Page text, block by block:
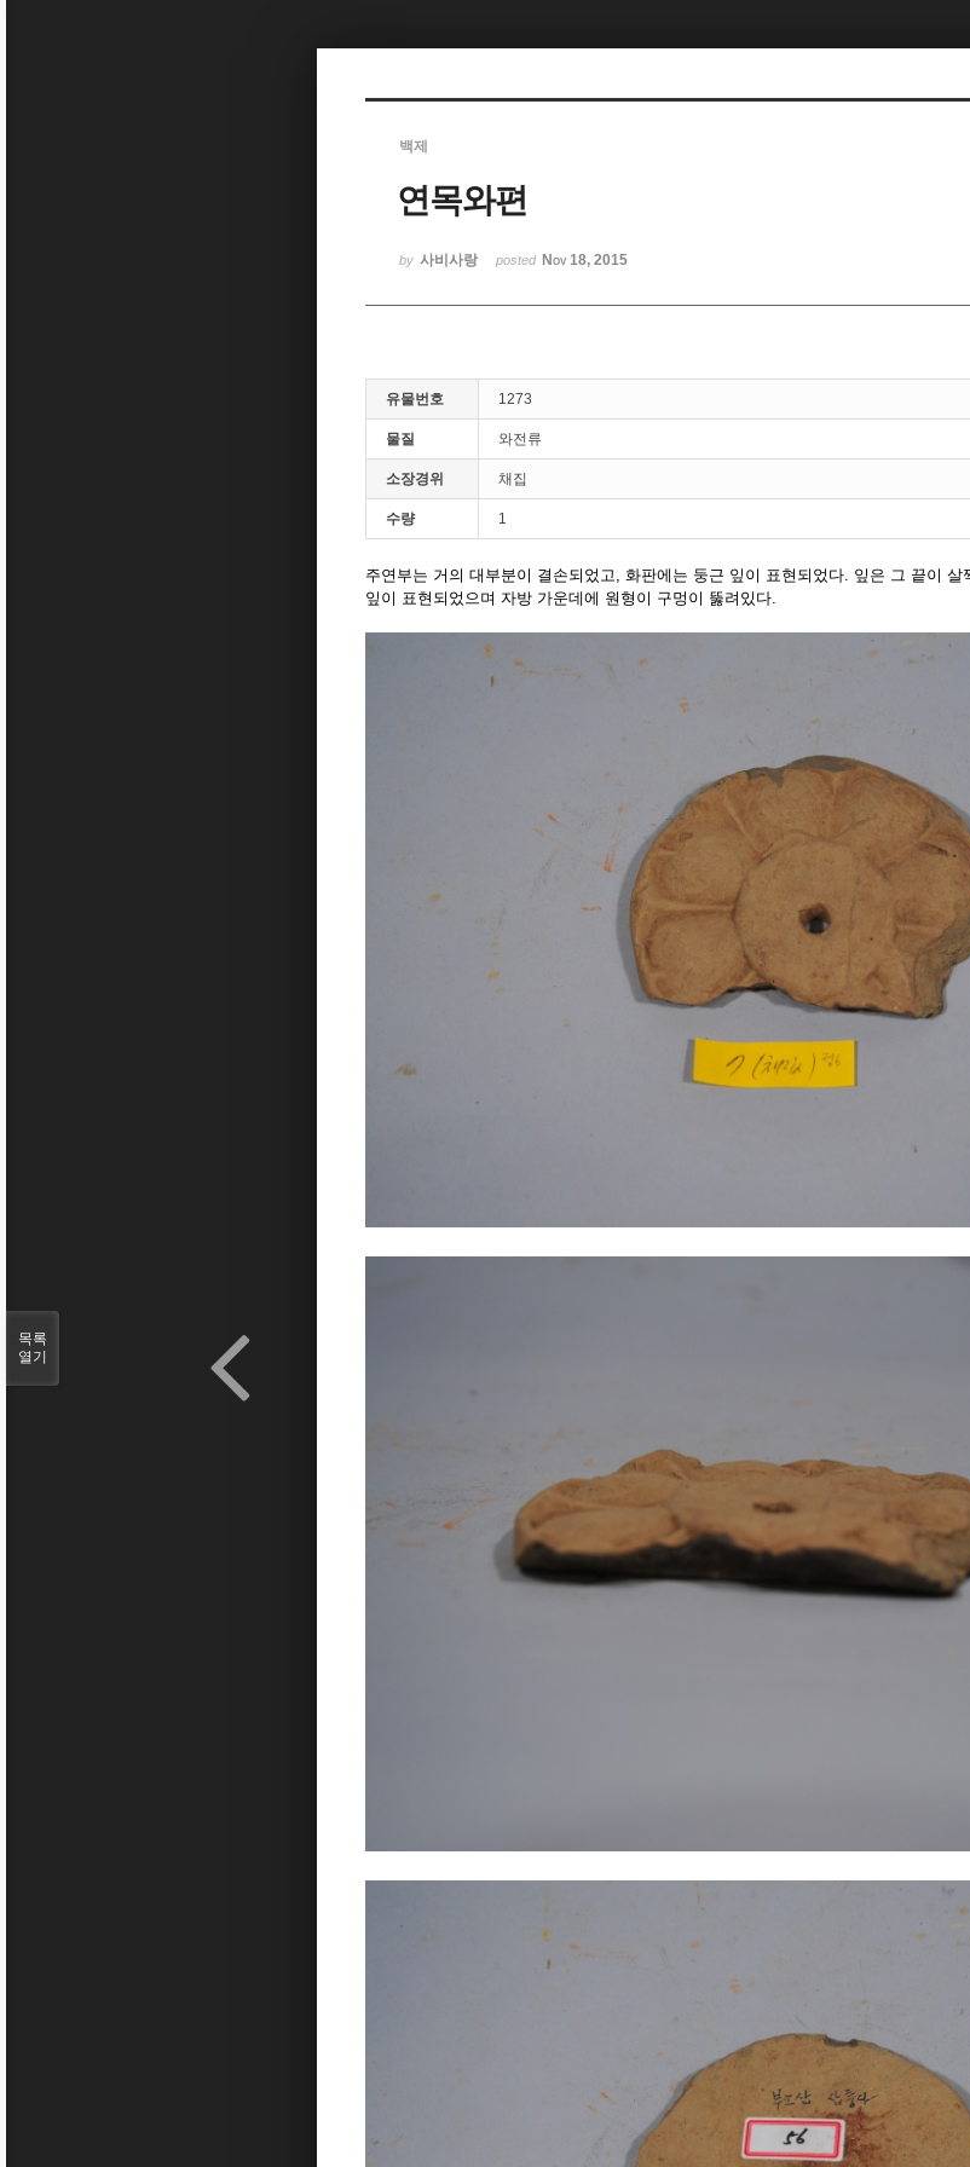
백제
연목와편
by 사비사랑 posted Nov 18, 2015
유물번호 1273
물질 와전류
소장경위 채집
수량 1
주연부는 거의 대부분이 결손되었고, 화판에는 둥근 잎이 표현되었다. 잎은 그 끝이
잎이 표현되었으며 자방 가운데에 원형이 구멍이 뚫려있다.
목록
열기
Sketchbook5, 스케치북5
Sketchbook5, 스케치북5